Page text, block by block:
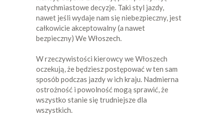
natychmiastowe decyzje. Taki styl jazdy,
nawet jeśli wydaje nam się niebezpieczny, jest
całkowicie akceptowalny (a nawet
bezpieczny) We Włoszech.
W rzeczywistości kierowcy we Włoszech
oczekują, że będziesz postępować w ten sam
sposób podczas jazdy w ich kraju. Nadmierna
ostrożność i powolność mogą sprawić, że
wszystko stanie się trudniejsze dla
wszystkich.